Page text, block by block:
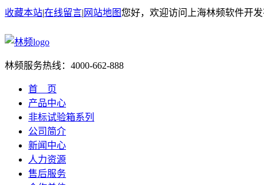
收藏本站|在线留言| 网站地图您好，欢迎访问上海林频软件开
林频服务热线： 4000-662-888
首 页
产品中心
非标试验箱系列
公司简介
新闻中心
人力资源
售后服务